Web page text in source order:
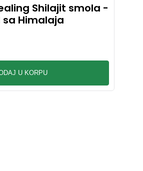
Shilajit smola -
Himalaja
U KORPU